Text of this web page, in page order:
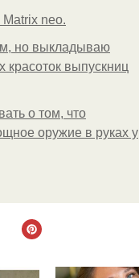
neo.
но выкладываю
красоток выпускниц
о том, что
оружие в руках у